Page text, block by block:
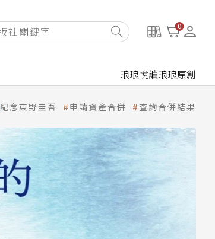
0
琅琅悅讀琅琅原創
紀念東野圭吾 申請資產合併 查詢合併結果